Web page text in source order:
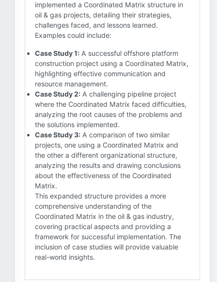
implemented a Coordinated Matrix structure in
oil & gas projects, detailing their strategies,
challenges faced, and lessons learned.
Examples could include:
Case Study 1: A successful offshore platform
construction project using a Coordinated Matrix,
highlighting effective communication and
resource management.
Case Study 2: A challenging pipeline project
where the Coordinated Matrix faced difficulties,
analyzing the root causes of the problems and
the solutions implemented.
Case Study 3: A comparison of two similar
projects, one using a Coordinated Matrix and
the other a different organizational structure,
analyzing the results and drawing conclusions
about the effectiveness of the Coordinated
Matrix.
This expanded structure provides a more
comprehensive understanding of the
Coordinated Matrix in the oil & gas industry,
covering practical aspects and providing a
framework for successful implementation. The
inclusion of case studies will provide valuable
real-world insights.